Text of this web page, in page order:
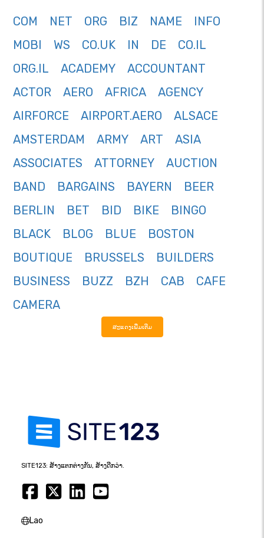
COM NET ORG BIZ NAME
INFO
MOBI
WS CO.UK IN DE
CO.IL
ORG.IL
ACADEMY
ACCOUNTANT
ACTOR
AERO AFRICA
AGENCY
AIRFORCE
AIRPORT.AERO
ALSACE
AMSTERDAM
ARMY ART
ASIA
ASSOCIATES
ATTORNEY
AUCTION
BAND
BARGAINS BAYERN
BEER
BERLIN
BET BID BIKE
BINGO
BLACK
BLOG BLUE
BOSTON
BOUTIQUE
BRUSSELS
BUILDERS
BUSINESS
BUZZ BZH CAB
CAFE
CAMERA
ສະແດງເພີ່ມເຕີມ
SITE123: ສ້າງແຕກຕ່າງກັນ, ສ້າງດີກວ່າ.
Lao